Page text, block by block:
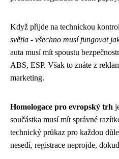
Když přijde na technickou
světla - všechno musí fungovat
auta musí mít spoustu
ABS, ESP. Však to znáte z
marketing.
Homologace pro evropský trh
součástka musí mít správné
technický průkaz pro každou
nesedí, registrace neprojde,